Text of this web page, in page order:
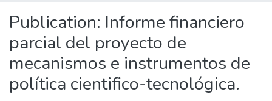
Publication: Informe financiero
parcial del proyecto de
mecanismos e instrumentos de
política cientifico-tecnológica.